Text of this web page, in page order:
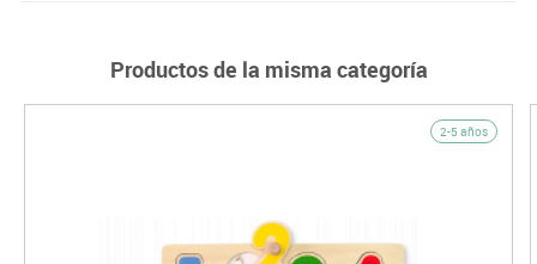
Productos de la misma categoría
2-5 años